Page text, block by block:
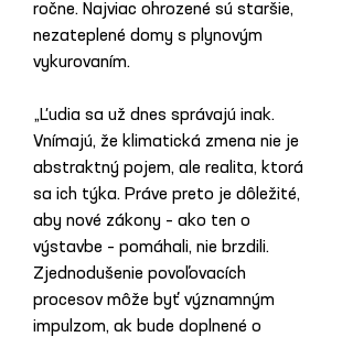
ročne. Najviac ohrozené sú staršie,
nezateplené domy s plynovým
vykurovaním.
„Ľudia sa už dnes správajú inak.
Vnímajú, že klimatická zmena nie je
abstraktný pojem, ale realita, ktorá
sa ich týka. Práve preto je dôležité,
aby nové zákony – ako ten o
výstavbe – pomáhali, nie brzdili.
Zjednodušenie povoľovacích
procesov môže byť významným
impulzom, ak bude doplnené o